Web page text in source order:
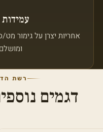
אחריות יצרן על גימור
רשת
דגמים